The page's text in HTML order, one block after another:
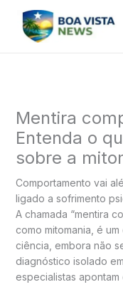
Mentira
Entenda o
sobre a
Comportamento vai
ligado a sofrimento
A chamada “mentira
como mitomania, é
ciência, embora não
diagnóstico isolado
especialistas